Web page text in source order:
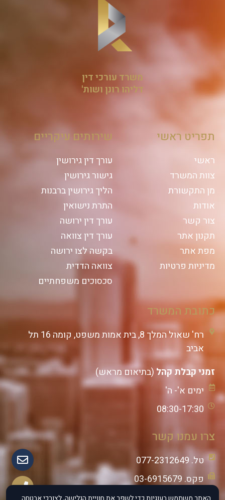
משרד עורכי דין
דליהו רונן ושות'
תפריט ראשי
ראשי
צוות המשרד
מן התקשורת
אודות
צור קשר
תקנון אתר
מפת אתר
מדיניות פרטיות
שירותים עיקריים
עורך דין גירושין
גישור גירושין
הליך גירושין ברבנות
התרת נישואין
עורך דין ירושה
עורך דין צוואה
בקשה לצו ירושה
צוואה הדדית
סכסוכים משפחתיים
כתובת המשרד
רח' שאול המלך 8, בית אמות משפט, קומה 16 תל
אביב
זמני קבלת קהל (בתיאום מראש)
ימים א'- ה'
08:30-17:30
צרו עמנו קשר
טל. 077-2312649
פקס. 03-6915679